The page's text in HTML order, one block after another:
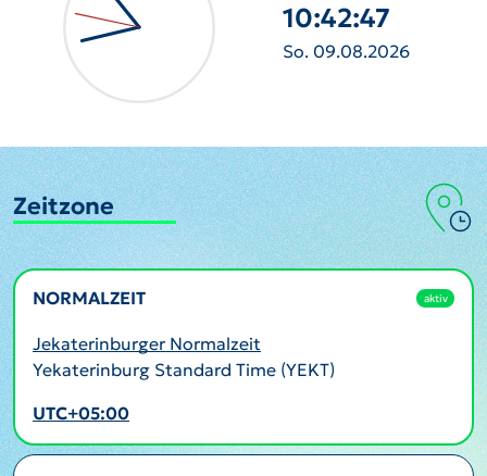
10:42:49
So. 09.08.2026
Zeitzone
NORMALZEIT aktiv
Jekaterinburger Normalzeit
Yekaterinburg Standard Time (YEKT)
UTC+05:00